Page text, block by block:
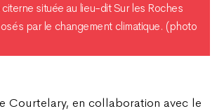
citerne située au lieu-dit Sur les Roches
par le changement climatique. (photo
Courtelary, en collaboration avec le